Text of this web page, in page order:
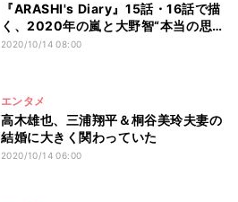
『ARASHI's Diary』15話・16話で描
く、2020年の嵐と大野智“本当の思
い”
2020/10/14 08:00
エンタメ
高木雄也、三浦翔平＆桐谷美玲夫妻の
結婚に大きく関わっていた
2020/10/14 06:00